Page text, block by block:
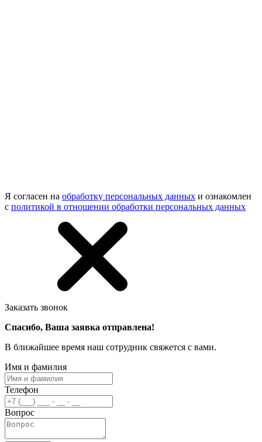
Я согласен на обработку персональных данных и ознакомлен
с политикой в отношении обработки персональных данных
Заказать звонок
Спасибо, Ваша заявка отправлена!
В ближайшее время наш сотрудник свяжется с вами.
Имя и фамилия
Телефон
Вопрос